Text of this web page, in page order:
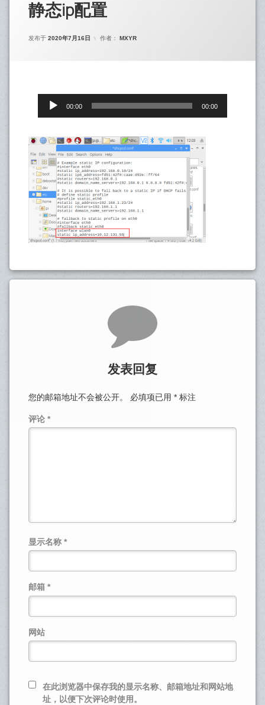
静态ip配置
发布于 2020年7月16日 作者： MXYR
Content
→
Top
播
器
00:00 00:00
发表回复
您的邮箱地址不会被公开。 必填项已用 * 标注
评论 *
显示名称 *
邮箱 *
网站
在此浏览器中保存我的显示名称、邮箱地址和网站地
址，以便下次评论时使用。